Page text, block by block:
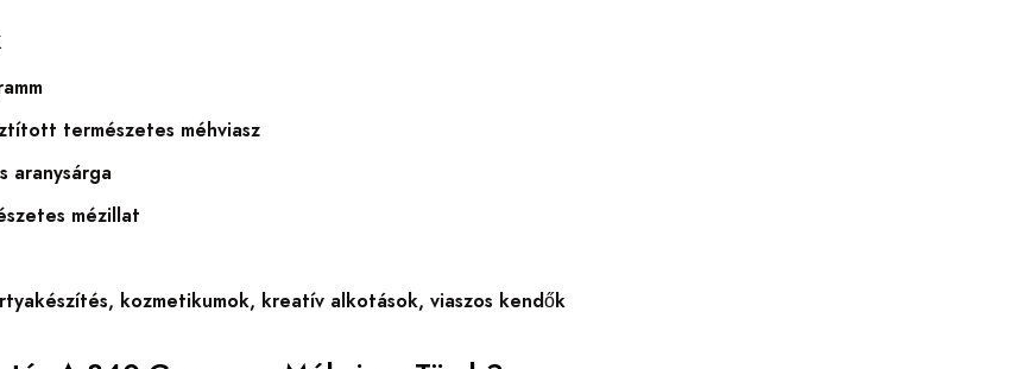
természetes méhviasz
aranysárga
mézillat
kozmetikumok, kreatív alkotások, viaszos kendők